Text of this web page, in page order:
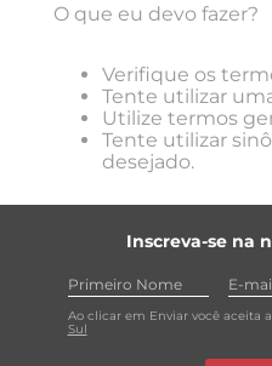
O que eu devo fazer?
Verifique os
Tente utilizar
Utilize termos
Tente utilizar
desejado.
Inscreva-se na
Ao clicar em Enviar você aceita a
Sul